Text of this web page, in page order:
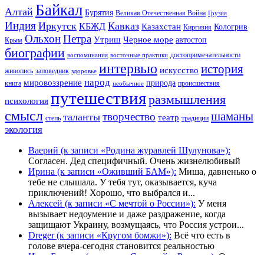
Алтай Байкал Бурятия Великая Отечественная Война Грузия
Индия Иркутск КБЖД Кавказ Казахстан Киргизия Кологрив
Крым ОльхонПетра Утриш Черное море автостоп
биографии воспоминания восточные практики достопримечательности
живопись заповедник здоровье интервью искусство история
книга мировоззрение народ необычное природа происшествия
психология путешествияразмышления
смысл степь таланты творчество театр традиции шаманы
экология
Ваерий (к записи «Родина журавлей Шулунова»):
Согласен. Дед специфичный. Очень жизнелюбивый
Ирина (к записи «Оживший БАМ»): Миша, давненько о
тебе не слышала. У тебя тут, оказывается, куча
приключений! Хорошо, что выбрался и...
Алексей (к записи «С мечтой о России»): У меня
вызывает недоумение и даже раздражение, когда
защищают Украину, возмущаясь, что Россия устрои...
Dreger (к записи «Кругом бомжи»): Всё что есть в
голове вчера-сегодня становится реальностью